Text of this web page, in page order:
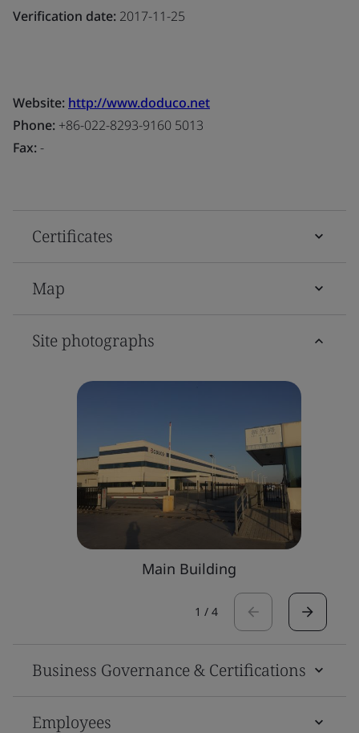
Verification date: 2017-11-25
Website: http://www.doduco.net
Phone: +86-022-8293-9160 5013
Fax:-
Certificates
Map
Site photographs
Main Building
1 / 4
Business Governance & Certifications
Employees